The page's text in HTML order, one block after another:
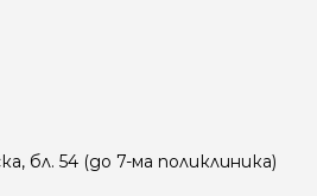
бл. 54 (до 7-ма поликлиника)